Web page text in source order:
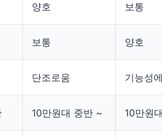
양호 보통
보통 양호
단조로움 기능성
10만원대 중반 ~ 10만원